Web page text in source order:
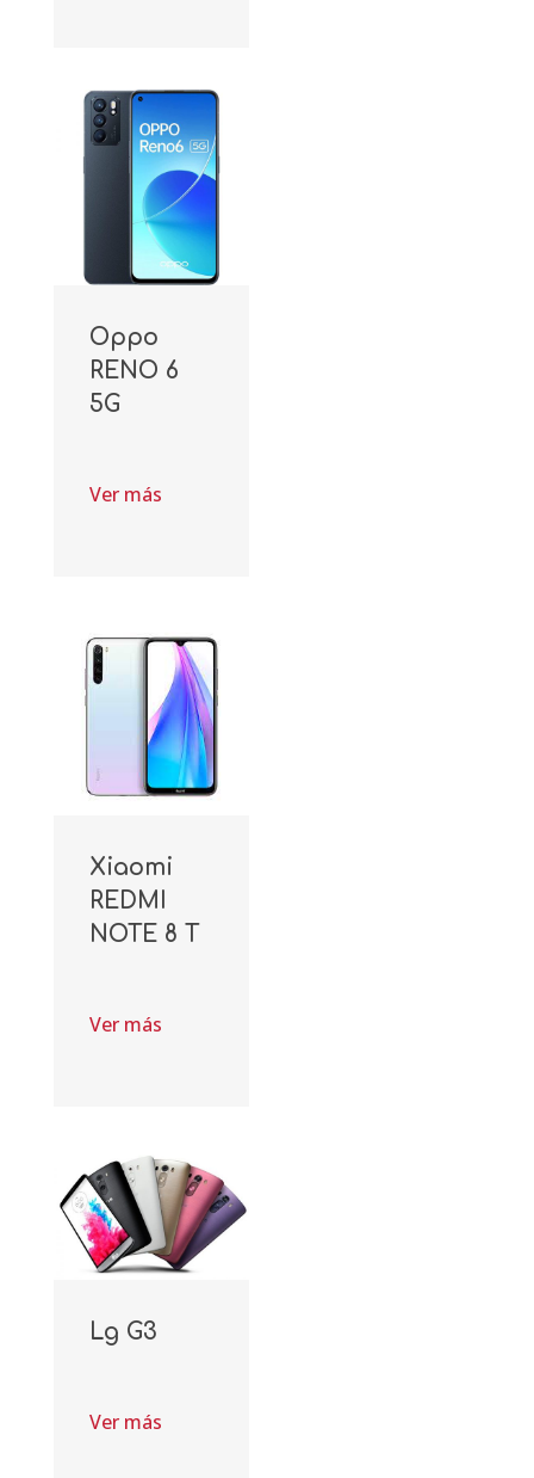
Oppo
RENO 6
5G
Ver más
Xiaomi
REDMI
NOTE 8 T
Ver más
Lg G3
Ver más